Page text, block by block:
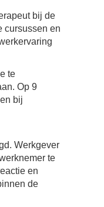
bij de
cursussen en
te
Op 9
bij
Werkgever
te
en
de